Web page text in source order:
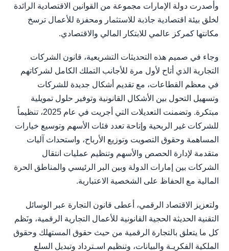
وأصدرت دولة الإمارات مجموعة من القوانين الاقتصادية الرائدة
لخلق بيئة اقتصادية جاذبة للاستثمار ومحفزة للأعمال ترسخ
مكانتها كمركز عالمي للابتكار المالي والاقتصادي.
وجاء في صميم هذه التحديثات التشريعية، قانون الشركات
التجارية الذي أتاح لأول مرة للأجانب التملك الكامل لشركاتهم
في معظم القطاعات، مع تقديم أشكال جديدة للشركات
وتسهيل التحول بين الأشكال القانونية وتوفير حلول تمويلية
مبتكرة. وتضمنت التعديلات التي أجريت في عام 2025، تنظيماً
للشركات غير الربحية وإتاحة تعدد فئات الأسهم وتوسيع خيارات
المساهمة وحقوق التصويت وتوزيع الأرباح، واستحداث آليات
متقدمة لإدارة الحصص والأسهم وتنظيم عمليات انتقال
الشركات بين إمارات الدولة وبين البر الرئيسي والمناطق الحرة
المالية مع الحفاظ على الشخصية الاعتبارية.
ولتعزيز الاقتصاد الرقمي، أعطى قانون التجارة عبر الوسائل
التقنية الحديثة الحجية القانونية للأعمال التجارية الرقمية، ونَظم
كل ما يتعلق بالتجارة الرقمية من حيث حقوق المستهلك وحقوق
الملكية الفكريـة والبيانات، وتنظيم اسـترداد وتبديل السلع